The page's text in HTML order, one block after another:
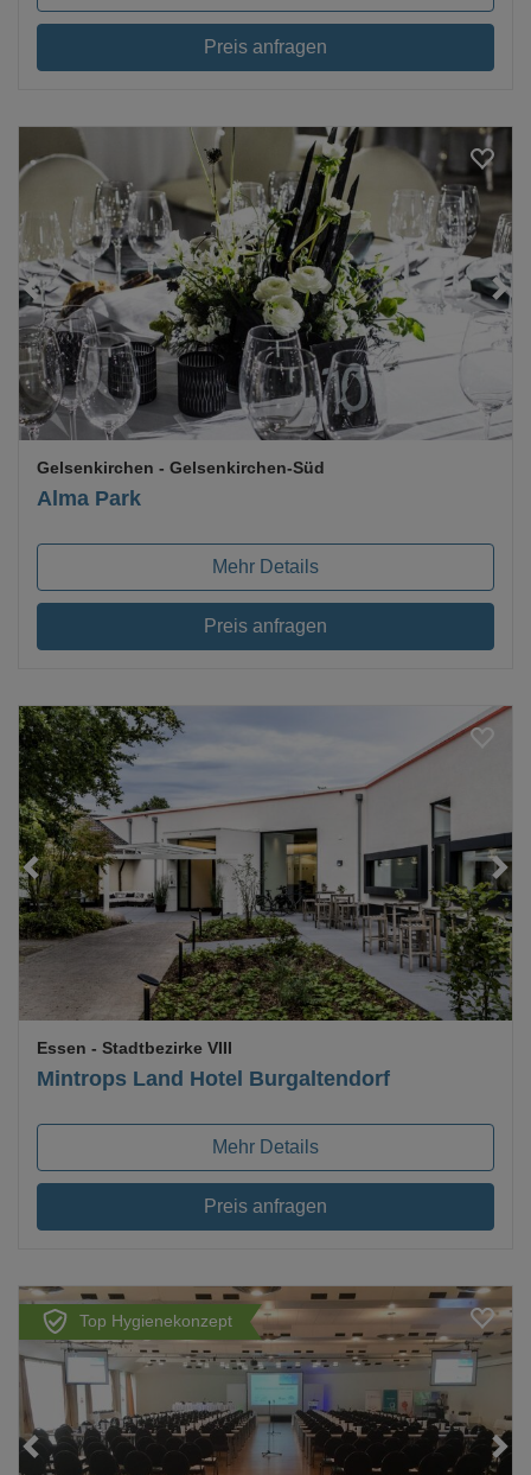
Preis anfragen
Alma Park
Gelsenkirchen - Gelsenkirchen-Süd
Mehr Details
Preis anfragen
Mintrops Land Hotel Burgaltendorf
Essen - Stadtbezirke VIII
Mehr Details
Preis anfragen
Top Hygienekonzept